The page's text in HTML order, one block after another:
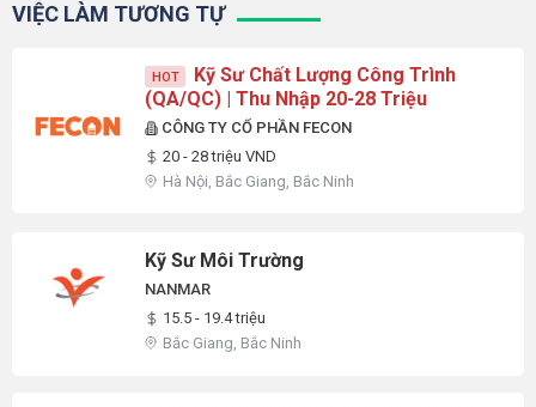
VIỆC LÀM TƯƠNG TỰ
HOT
Kỹ Sư Chất Lượng Công Trình
(QA/QC) | Thu Nhập 20-28 Triệu
CÔNG TY CỔ PHẦN FECON
20 - 28 triệu VND
Hà Nội, Bắc Giang, Bắc Ninh
Kỹ Sư Môi Trường
NANMAR
15.5 - 19.4 triệu
Bắc Giang, Bắc Ninh